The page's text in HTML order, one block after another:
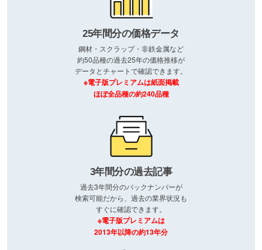
25年間分の価格データ
鋼材・スクラップ・非鉄金属など
約50品種の過去25年の価格推移が
データとチャートで確認できます。
※電子版プレミアムは紙面掲載
ほぼ全品種の約240品種
3年間分の過去記事
過去3年間分のバックナンバーが
検索可能だから、過去の業界状況も
すぐに確認できます。
※電子版プレミアムは
2013年以降の約13年分